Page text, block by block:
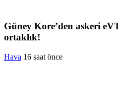
Güney Kore’den askeri
ortaklık!
Hava 16 saat önce